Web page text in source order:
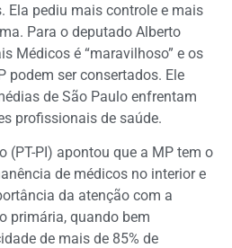
Ela pediu mais controle e mais
Para o deputado Alberto
Médicos é “maravilhoso” e os
podem ser consertados. Ele
de São Paulo enfrentam
profissionais de saúde.
(PT-PI) apontou que a MP tem o
de médicos no interior e
da atenção com a
primária, quando bem
de mais de 85% de